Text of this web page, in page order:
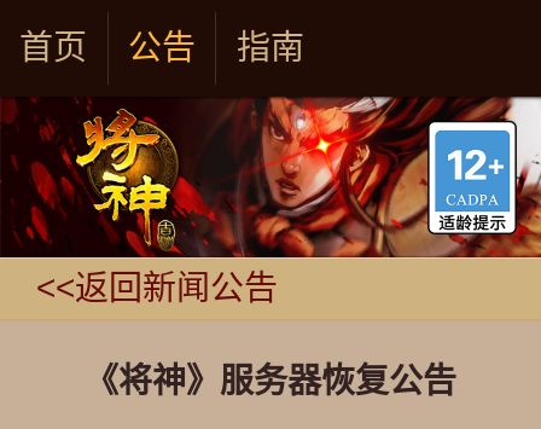
首页 公告 指南
<<返回新闻公告
《将神》服务器恢复公告